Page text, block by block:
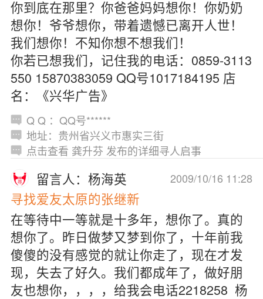
你到底在那里？你爸爸妈妈想你！你奶奶
想你！爷爷想你，带着遗憾已离开人世！
我们想你！不知你想不想我们！
你若已想我们，记住我的电话：0859-3113
550 15870383059 QQ号1017184195 店
名：《兴华广告》
Q Q ：QQ号******
地址：贵州省兴义市惠实三街
点击查看 龚升芬 发布的详细寻人启事
2009/10/16 11:28
留言人：杨海英
寻找爱友太原的张继新
在等待中一等就是十多年，想你了。真的
想你了。昨日做梦又梦到你了，十年前我
傻傻的没有感觉的就让你走了，现在才发
现，失去了好久。我们都成年了，做好朋
友也想你，，，，给我会电话2218258 杨